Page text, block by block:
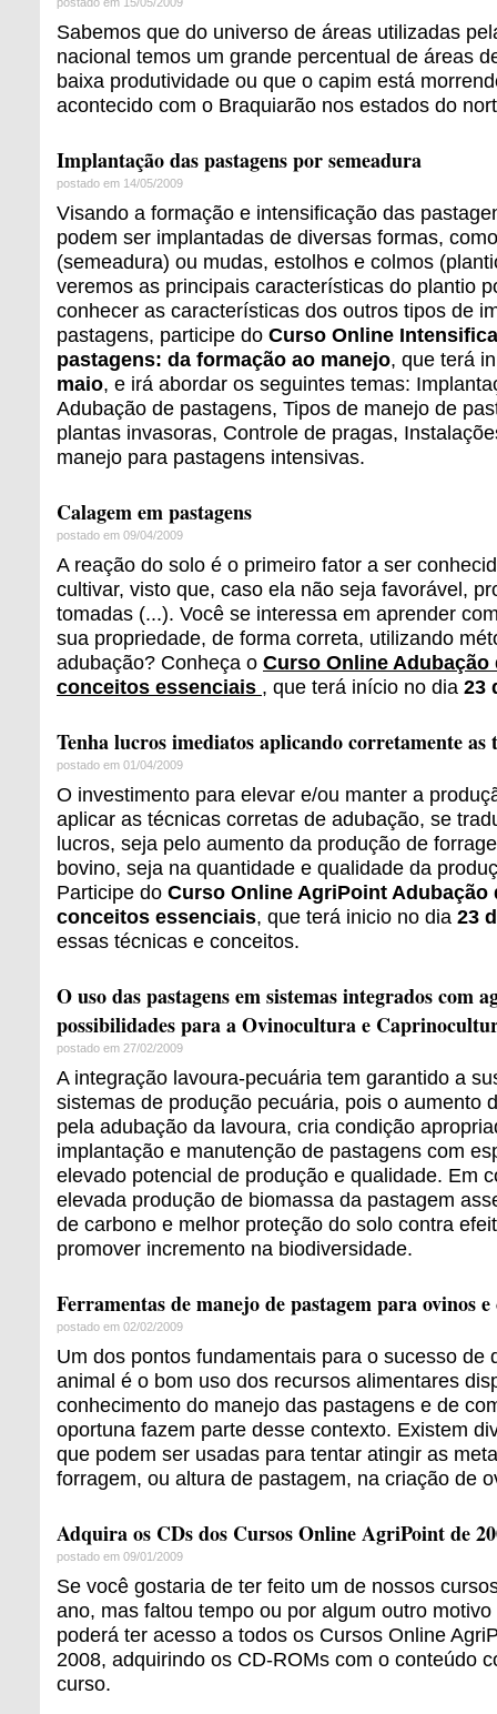
Sabemos que do universo de áreas utilizadas
nacional temos um grande percentual de áreas
baixa produtividade ou que o capim está
acontecido com o Braquiarão nos estados do
Implantação das pastagens por semeadura
postado em 14/05/2009
Visando a formação e intensificação das
podem ser implantadas de diversas formas,
(semeadura) ou mudas, estolhos e colmos
veremos as principais características do plantio
conhecer as características dos outros tipos de
pastagens, participe do Curso Online
pastagens: da formação ao manejo, que terá
maio, e irá abordar os seguintes temas:
Adubação de pastagens, Tipos de manejo de
plantas invasoras, Controle de pragas,
manejo para pastagens intensivas.
Calagem em pastagens
postado em 09/04/2009
A reação do solo é o primeiro fator a ser
cultivar, visto que, caso ela não seja favorável,
tomadas (...). Você se interessa em aprender
sua propriedade, de forma correta, utilizando
adubação? Conheça o Curso Online Adubação
conceitos essenciais , que terá início no dia 23
Tenha lucros imediatos aplicando corretamente as
postado em 01/04/2009
O investimento para elevar e/ou manter a
aplicar as técnicas corretas de adubação, se
lucros, seja pelo aumento da produção de
bovino, seja na quantidade e qualidade da
Participe do Curso Online AgriPoint Adubação
conceitos essenciais, que terá inicio no dia 23
essas técnicas e conceitos.
O uso das pastagens em sistemas integrados com
possibilidades para a Ovinocultura e
postado em 27/02/2009
A integração lavoura-pecuária tem garantido a
sistemas de produção pecuária, pois o aumento
pela adubação da lavoura, cria condição
implantação e manutenção de pastagens com
elevado potencial de produção e qualidade. Em
elevada produção de biomassa da pastagem
de carbono e melhor proteção do solo contra
promover incremento na biodiversidade.
Ferramentas de manejo de pastagem para ovinos
postado em 02/02/2009
Um dos pontos fundamentais para o sucesso de
animal é o bom uso dos recursos alimentares
conhecimento do manejo das pastagens e de
oportuna fazem parte desse contexto. Existem
que podem ser usadas para tentar atingir as
forragem, ou altura de pastagem, na criação de
Adquira os CDs dos Cursos Online AgriPoint de
postado em 09/01/2009
Se você gostaria de ter feito um de nossos
ano, mas faltou tempo ou por algum outro
poderá ter acesso a todos os Cursos Online
2008, adquirindo os CD-ROMs com o conteúdo
curso.